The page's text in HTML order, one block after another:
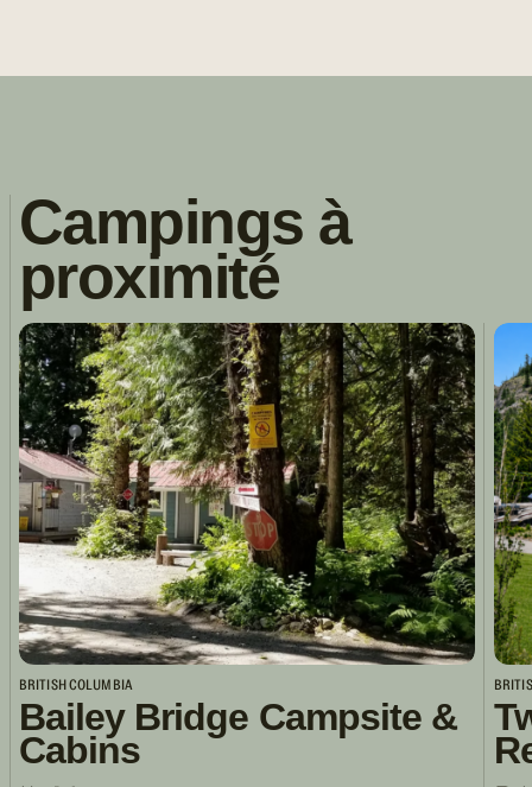
Campings à
proximité
BRITISH COLUMBIA
Bailey Bridge Campsite &
Cabins